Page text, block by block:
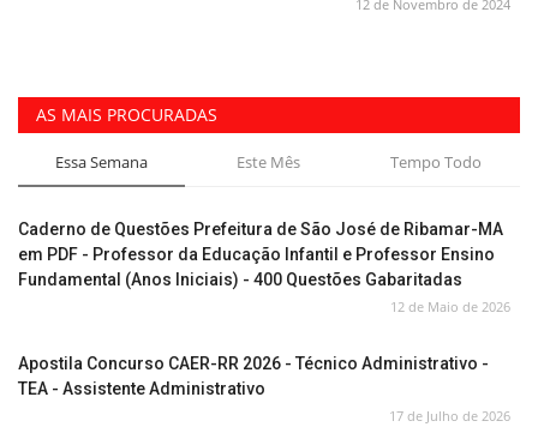
12 de Novembro de 2024
AS MAIS PROCURADAS
Essa Semana Este Mês Tempo Todo
Caderno de Questões Prefeitura de São José de Ribamar-MA
em PDF - Professor da Educação Infantil e Professor Ensino
Fundamental (Anos Iniciais) - 400 Questões Gabaritadas
12 de Maio de 2026
Apostila Concurso CAER-RR 2026 - Técnico Administrativo -
TEA - Assistente Administrativo
17 de Julho de 2026